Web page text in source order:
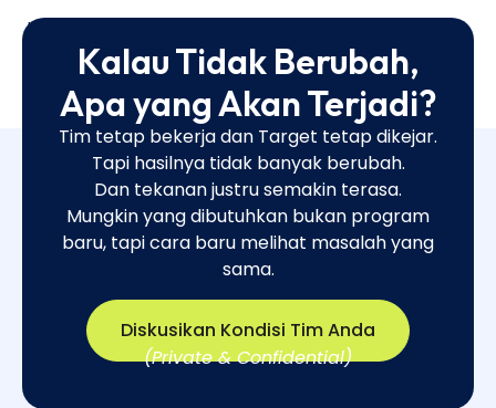
Info & kerja sama:
www.motivatorbali.com
Kalau Tidak Berubah,
Apa yang Akan Terjadi?
Tim tetap bekerja dan Target tetap dikejar.
Tapi hasilnya tidak banyak berubah.
Dan tekanan justru semakin terasa.
Mungkin yang dibutuhkan bukan program
baru, tapi cara baru melihat masalah yang
sama.​
Diskusikan Kondisi Tim Anda
(Private & Confidential)